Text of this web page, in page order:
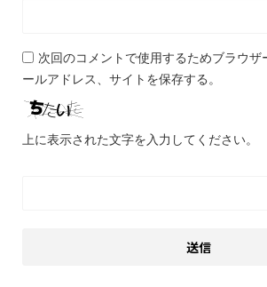
次回のコメントで使用するためブラウザ
ールアドレス、サイトを保存する。
上に表示された文字を入力してください。